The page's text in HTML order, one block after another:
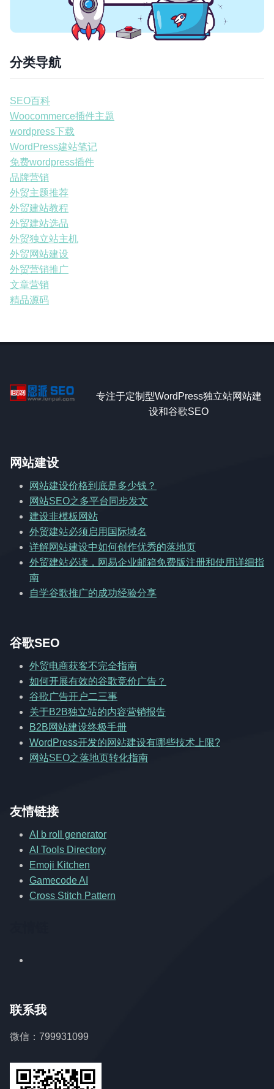
分类导航
SEO百科
Woocommerce插件主题
wordpress下载
WordPress建站笔记
免费wordpress插件
品牌营销
外贸主题推荐
外贸建站教程
外贸建站选品
外贸独立站主机
外贸网站建设
外贸营销推广
文章营销
精品源码
专注于定制型WordPress独立站网站建
设和谷歌SEO
网站建设
网站建设价格到底是多少钱？
网站SEO之多平台同步发文
建设非模板网站
外贸建站必须启用国际域名
详解网站建设中如何创作优秀的落地页
外贸建站必读，网易企业邮箱免费版注册和使用详细指
南
自学谷歌推广的成功经验分享
谷歌SEO
外贸电商获客不完全指南
如何开展有效的谷歌竞价广告？
谷歌广告开户二三事
关于B2B独立站的内容营销报告
B2B网站建设终极手册
WordPress开发的网站建设有哪些技术上限?
网站SEO之落地页转化指南
友情链接
AI b roll generator
AI Tools Directory
Emoji Kitchen
Gamecode AI
Cross Stitch Pattern
联系我
微信：799931099